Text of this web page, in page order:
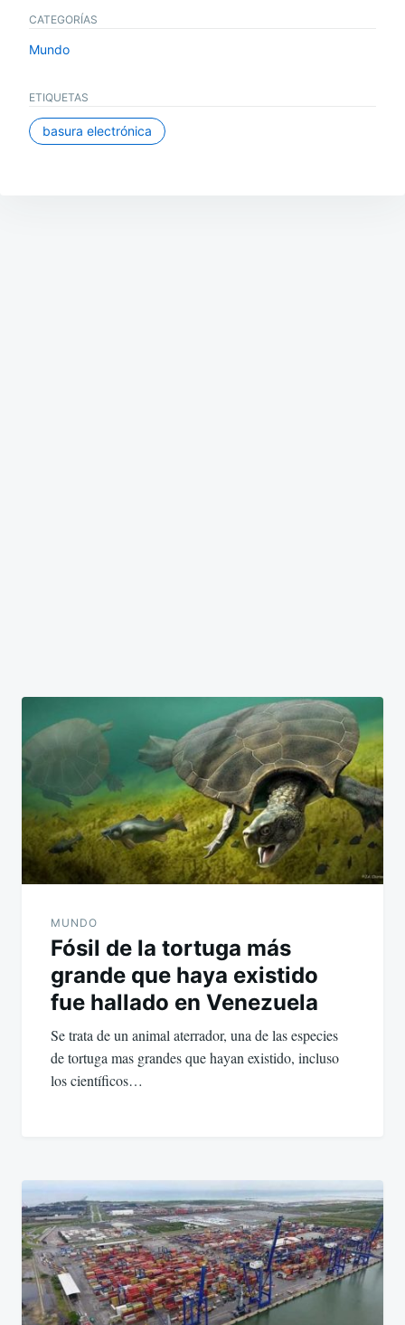
CATEGORÍAS
Mundo
ETIQUETAS
basura electrónica
MUNDO
Fósil de la tortuga más
grande que haya existido
fue hallado en Venezuela
Se trata de un animal aterrador, una de las especies
de tortuga mas grandes que hayan existido, incluso
los científicos…